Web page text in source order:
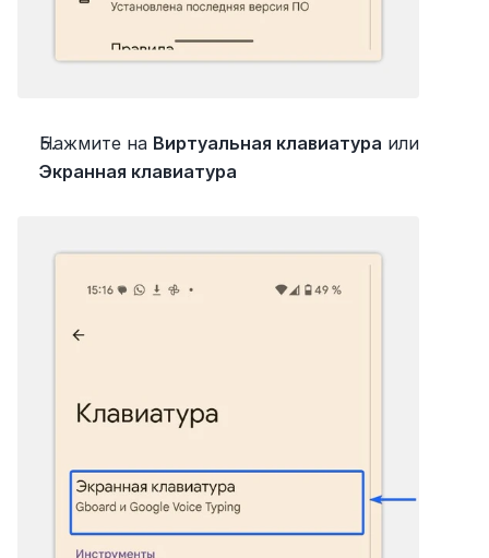
Нажмите на Виртуальная клавиатура
Экранная клавиатура